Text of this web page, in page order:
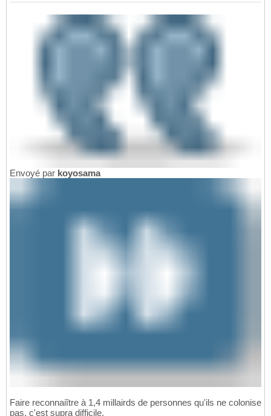
Envoyé par koyosama
Faire reconnaiître à 1,4 millairds de personnes qu'ils ne colonise
pas, c'est supra difficile.